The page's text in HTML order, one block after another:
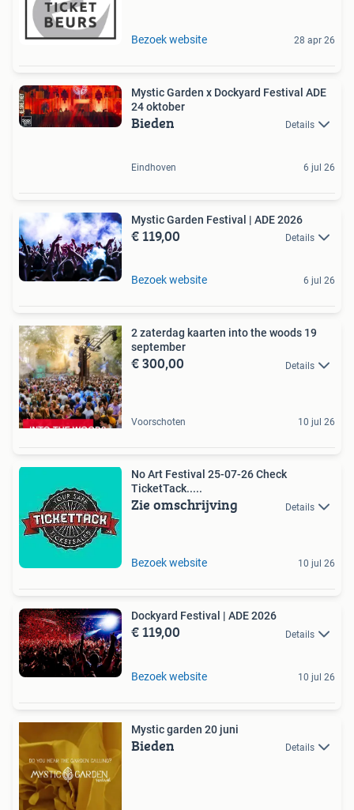
Bezoek website 28 apr 26
Mystic Garden x Dockyard Festival ADE
24 oktober
Bieden Details
Eindhoven 6 jul 26
Mystic Garden Festival | ADE 2026
€ 119,00 Details
Bezoek website 6 jul 26
2 zaterdag kaarten into the woods 19
september
€ 300,00 Details
Voorschoten 10 jul 26
No Art Festival 25-07-26 Check
TicketTack.....
Zie omschrijving Details
Bezoek website 10 jul 26
Dockyard Festival | ADE 2026
€ 119,00 Details
Bezoek website 10 jul 26
Mystic garden 20 juni
Bieden Details